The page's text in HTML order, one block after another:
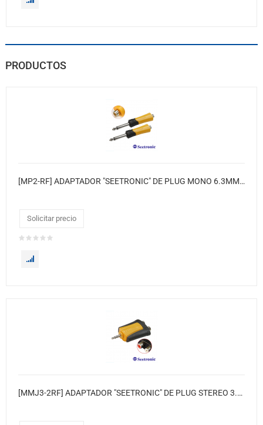
PRODUCTOS
[MP2-RF] ADAPTADOR "SEETRONIC" DE PLUG MONO 6.3MM A JACK RCA AMARILLO-NEGRO
Solicitar precio
[MMJ3-2RF] ADAPTADOR "SEETRONIC" DE PLUG STEREO 3.5MM A 2X RCA JACK AMARILLO-NEGRO